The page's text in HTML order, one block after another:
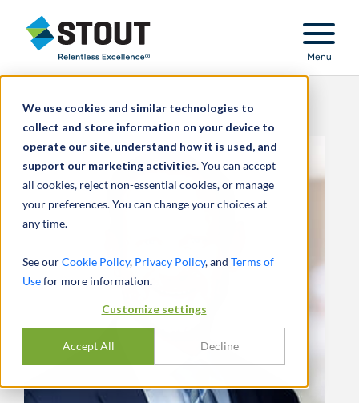
We use cookies and similar technologies to
collect and store information on your device to
operate our site, understand how it is used, and
support our marketing activities.You can accept
all cookies, reject non-essential cookies, or manage
your preferences. You can change your choices at
any time.
See ourCookie Policy, Privacy Policy, and Terms of
Usefor more information.
Customize settings
Accept All Decline
Stout Relentless Excellence
Menu